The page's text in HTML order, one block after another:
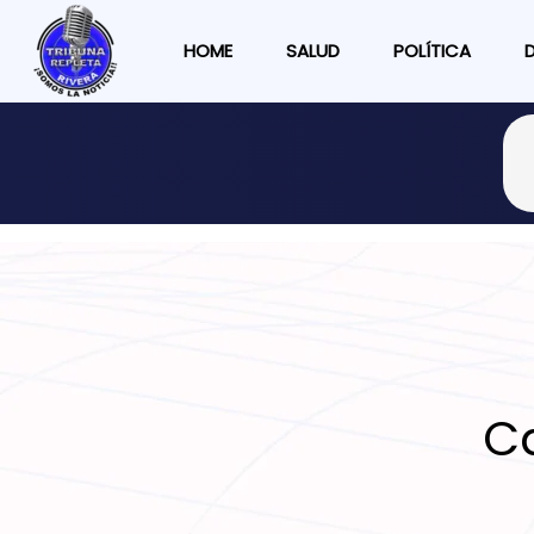
HOME SALUD POLÍTICA